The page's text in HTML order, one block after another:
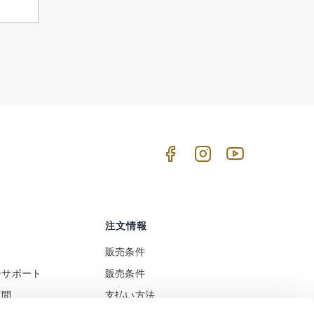
ポート
注文情報
販売条件
販売条件
支払い方法